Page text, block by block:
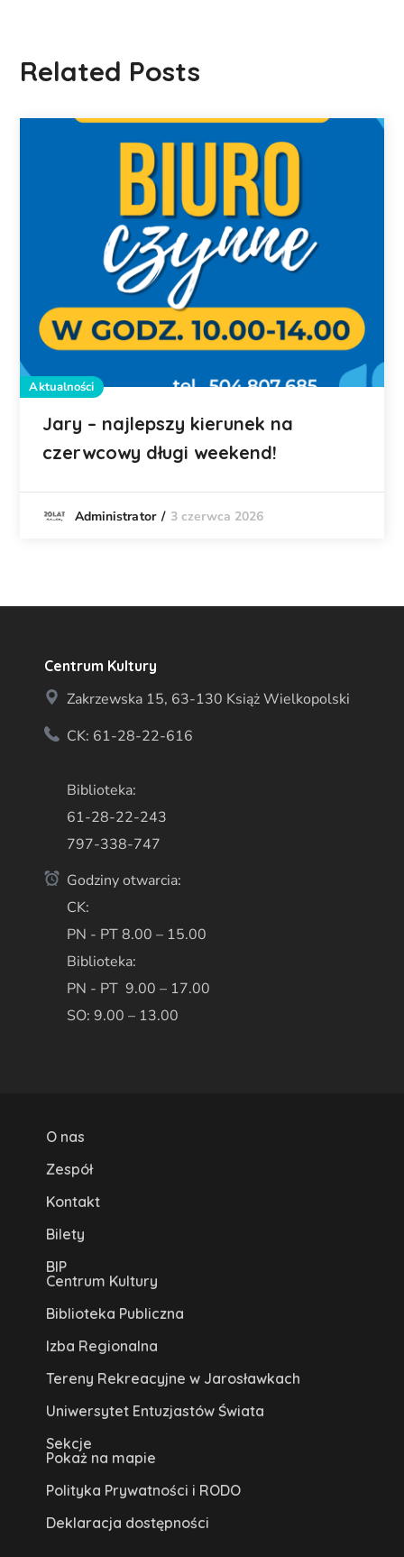
Related Posts
Aktualności
Jary – najlepszy kierunek na
czerwcowy długi weekend!
Administrator 3 czerwca 2026
Centrum Kultury
Zakrzewska 15, 63-130 Książ Wielkopolski
CK: 61-28-22-616
Biblioteka:
61-28-22-243
797-338-747
Godziny otwarcia:
CK:
PN - PT 8.00 – 15.00
Biblioteka:
PN - PT 9.00 – 17.00
SO: 9.00 – 13.00
O nas
Zespół
Kontakt
Bilety
BIP
Centrum Kultury
Biblioteka Publiczna
Izba Regionalna
Tereny Rekreacyjne w Jarosławkach
Uniwersytet Entuzjastów Świata
Sekcje
Pokaż na mapie
Polityka Prywatności i RODO
Deklaracja dostępności